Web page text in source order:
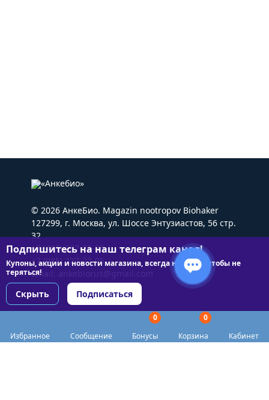
Избранное Сообщение
0
Бонусы
0
Корзина
Кабинет
© 2026 АнкеБио. Magazin nootropov Biohaker
127299, г. Москва, ул. Шоссе Энтузиастов, 56 стр.
32
+7 (495) 227-22-05
+7 (985) 227-22-05
Email: ankebiorus@gmail.com
Подпишитесь на наш телеграм канал!
Купоны, акции и новости магазина, всегда на связи чтобы не
теряться!
Скрыть Подписаться